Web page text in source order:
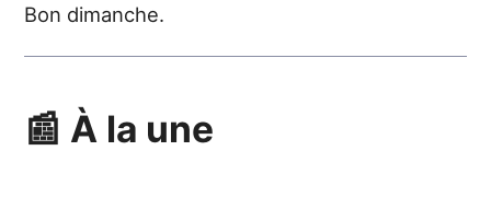
Bon dimanche.
📰 À la une